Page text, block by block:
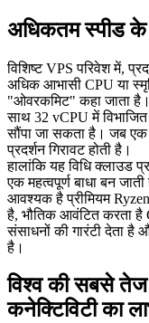
अधिकतम स्पीड के
विशिष्ट VPS परिवेश में,
अधिक आभासी CPU या
"ओवरकमिट" कहा जाता
साथ 32 vCPU में
सौंपा जा सकता है। जब एक
प्रदर्शन गिरावट होती है।
हालांकि यह विधि क्लाउड
एक महत्वपूर्ण बाधा बन
आवश्यक है प्रीमियम
है, भौतिक आवंटित करता है
संसाधनों की गारंटी देता
है।
विश्व की सबसे
कनेक्टिविटी का